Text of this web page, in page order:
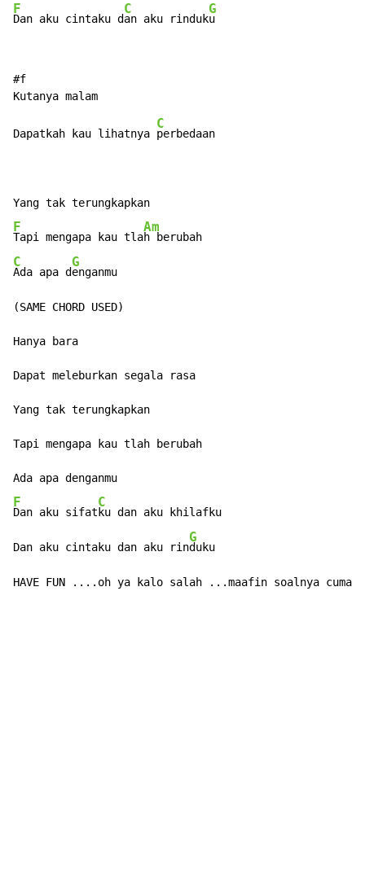
F
Dan aku cintaku d
C
an aku rinduk
G
u
#f
Dapatkah kau lihatnya
C
perbedaan
F
Tapi mengapa kau tla
Am
C
Ada apa d
G
enganmu
(SAME CHORD USED)
Hanya bara
Dapat meleburkan segala rasa
Yang tak terungkapkan
Tapi mengapa kau tlah berubah
F
Dan aku sifat
C
ku dan aku khilafku
Dan aku cintaku dan aku rin
G
duku
HAVE FUN ....oh ya kalo salah ...maafin soalnya